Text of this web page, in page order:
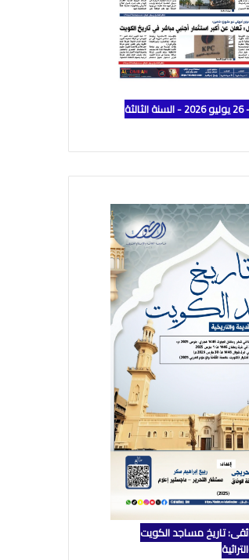
تاريخ مساجد الكويت